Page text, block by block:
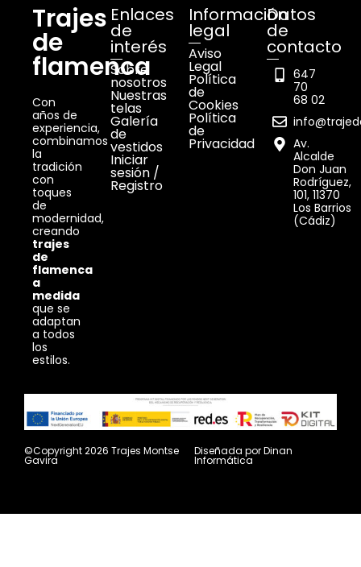
Trajes
de
flamenca
Con
años de
experiencia,
combinamos
la
tradición
con
toques
de
modernidad,
creando
trajes
de
flamenca
a
medida
que se
adaptan
a todos
los
estilos.
Enlaces
de
interés
Sobre
nosotros
Nuestras
telas
Galería
de
vestidos
Iniciar
sesión /
Registro
Información
legal
Aviso
Legal
Política
de
Cookies
Política
de
Privacidad
Datos
de
contacto
647
70
68 02
Av.
Alcalde
Don Juan
Rodríguez,
101, 11370
Los Barrios
(Cádiz)
©Copyright 2026 Trajes Montse
Gavira
Diseñada porDinan
Informática